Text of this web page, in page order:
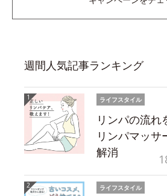
週間人気記事ランキング
ライフスタイル
リンパの流れ
リンパマッサ
解消
ライフスタイル